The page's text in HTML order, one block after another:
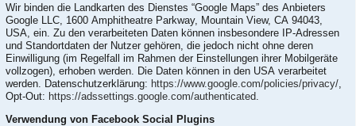
Wir binden die Landkarten des Dienstes “Google Maps” des Anbieters
Google LLC, 1600 Amphitheatre Parkway, Mountain View, CA 94043,
USA, ein. Zu den verarbeiteten Daten können insbesondere IP-Adressen
und Standortdaten der Nutzer gehören, die jedoch nicht ohne deren
Einwilligung (im Regelfall im Rahmen der Einstellungen ihrer Mobilgeräte
vollzogen), erhoben werden. Die Daten können in den USA verarbeitet
werden. Datenschutzerklärung: https://www.google.com/policies/privacy/
Opt-Out: https://adssettings.google.com/authenticated
Verwendung von Facebook Social Plugins